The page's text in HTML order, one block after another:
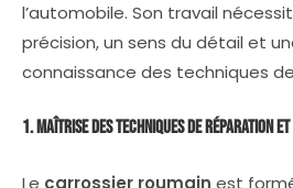
l’automobile. Son travail
précision, un sens du détail et
connaissance des techniques
1. Maîtrise des Techniques de Réparation